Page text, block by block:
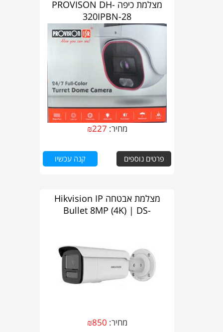
מצלמת כיפה PROVISON DH-
320IPBN-28
מחיר: ₪227
פרטים נוספים קנה עכשיו
מצלמת אבטחה Hikvision IP
Bullet 8MP (4K) | DS-
מחיר: ₪850